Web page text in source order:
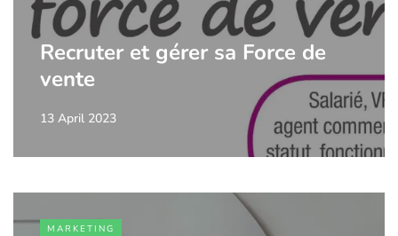
Recruter et gérer sa Force de
vente
13 April 2023
MARKETING